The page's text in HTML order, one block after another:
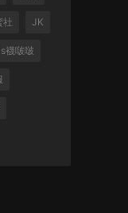
社 JK
襪啵啵